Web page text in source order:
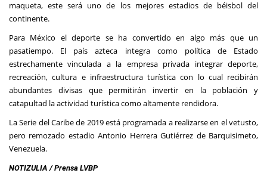
maqueta, este será uno de los mejores estadios de béisbol del
continente.
Para México el deporte se ha convertido en algo más que un
pasatiempo. El país azteca integra como política de Estado
estrechamente vinculada a la empresa privada integrar deporte,
recreación, cultura e infraestructura turística con lo cual recibirán
abundantes divisas que permitirán invertir en la población y
catapultad la actividad turística como altamente rendidora.
La Serie del Caribe de 2019 está programada a realizarse en el vetusto,
pero remozado estadio Antonio Herrera Gutiérrez de Barquisimeto,
Venezuela.
NOTIZULIA / Prensa LVBP